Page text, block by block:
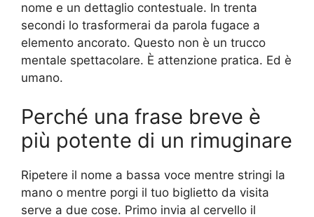
nome e un dettaglio contestuale. In trenta
secondi lo trasformerai da parola fugace a
elemento ancorato. Questo non è un trucco
mentale spettacolare. È attenzione pratica. Ed è
umano.
Perché una frase breve è
più potente di un rimuginare
Ripetere il nome a bassa voce mentre stringi la
mano o mentre porgi il tuo biglietto da visita
serve a due cose. Primo invia al cervello il